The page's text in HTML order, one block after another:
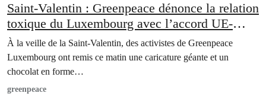
Saint-Valentin : Greenpeace dénonce la relation
toxique du Luxembourg avec l’accord UE-
Mercosur
À la veille de la Saint-Valentin, des activistes de Greenpeace
Luxembourg ont remis ce matin une caricature géante et un
chocolat en forme…
greenpeace